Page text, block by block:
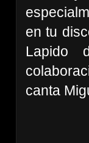
en tu
Lapido
canta